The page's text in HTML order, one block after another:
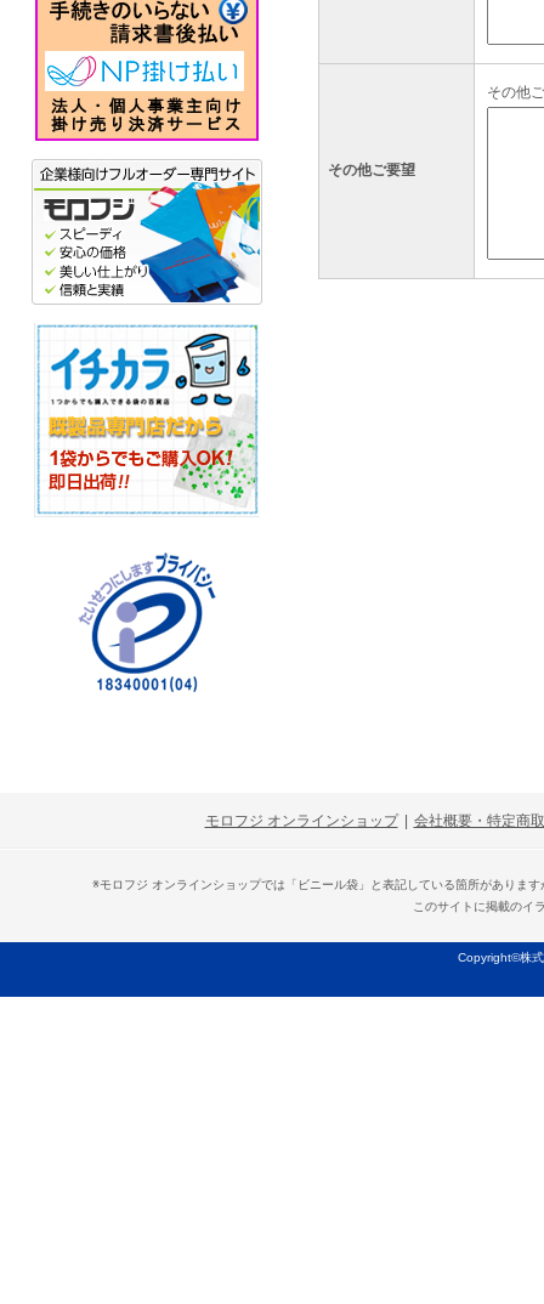
その他ご要望
その他
モロフジ オンラインショップ 会社概要・特定商
※モロフジ オンラインショップでは「ビニール袋」と表記している箇所がありま
このサイトに掲載のイ
Copyright©株